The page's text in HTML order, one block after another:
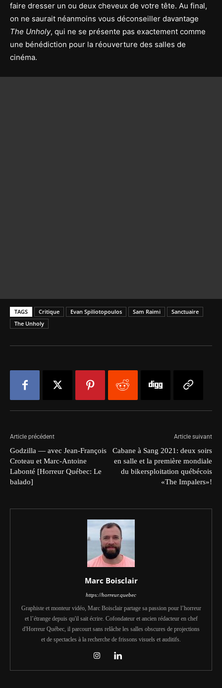
faire dresser un ou deux cheveux de votre tête. Au final,
on ne saurait néanmoins vous déconseiller davantage
The Unholy, qui ne se présente pas exactement comme
une bénédiction pour la réouverture des salles de
cinéma.
TAGS Critique Evan Spiliotopoulos Sam Raimi
Sanctuaire
The Unholy
Article précédent
Godzilla — avec Jean-François
Croteau et Marc-Antoine
Labonté [Horreur Québec: Le
balado]
Article suivant
Cabane à Sang 2021: deux soirs
en salle et la première mondiale
du bikersploitation québécois
«The Impalers»!
Marc Boisclair
https://horreur.quebec
Graphiste et monteur vidéo, Marc Boisclair partage sa passion pour l’horreur
et l’étrange depuis qu'il sait écrire. Cofondateur et ancien rédacteur en chef
d'Horreur Québec, il parcourt sans relâche les salles obscures de projections
et de spectacles à la recherche de frissons visuels et auditifs.